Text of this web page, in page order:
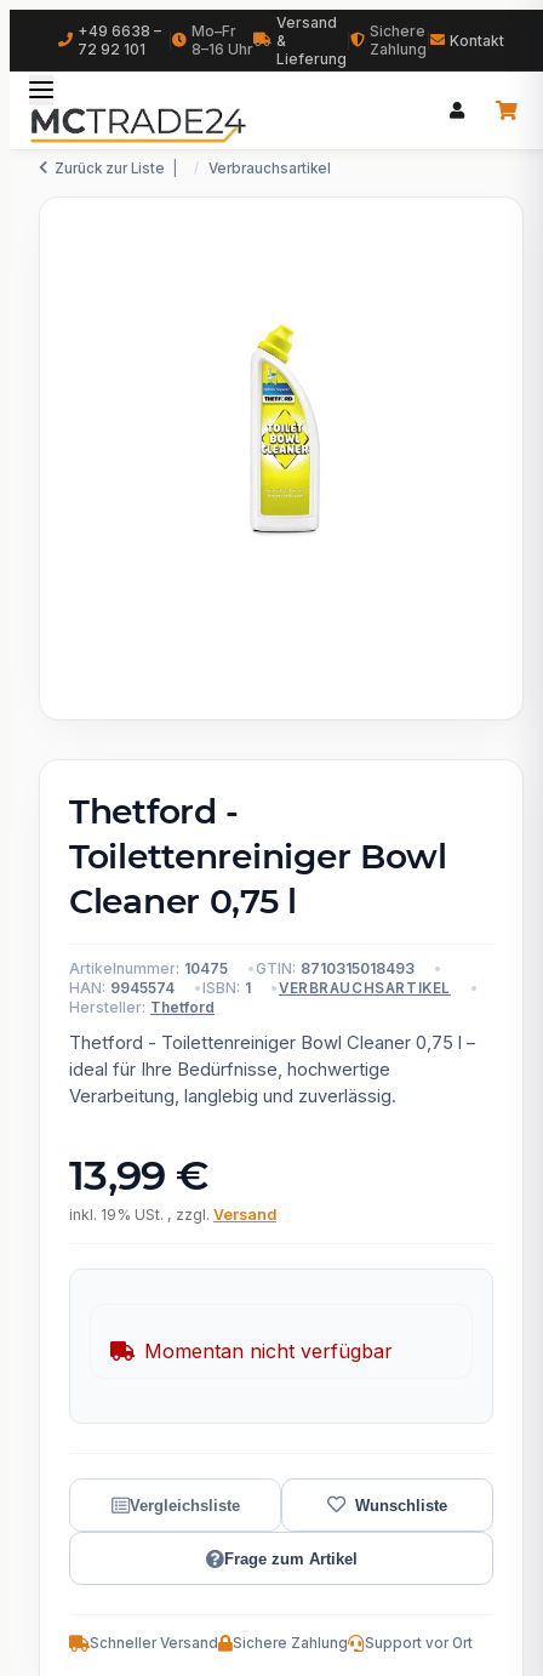
+49 6638 –
72 92 101
Mo–Fr
8–16 Uhr
Versand
&
Lieferung
Sichere
Zahlung
Kontakt
Zurück zur Liste Verbrauchsartikel
Thetford -
Toilettenreiniger Bowl
Cleaner 0,75 l
Artikelnummer: 10475 GTIN: 8710315018493
HAN: 9945574 ISBN: 1 VERBRAUCHSARTIKEL
Hersteller: Thetford
Thetford - Toilettenreiniger Bowl Cleaner 0,75 l –
ideal für Ihre Bedürfnisse, hochwertige
Verarbeitung, langlebig und zuverlässig.
13,99 €
inkl. 19% USt. , zzgl. Versand
Momentan nicht verfügbar
Frage zum Artikel
Schneller Versand Sichere Zahlung Support vor Ort